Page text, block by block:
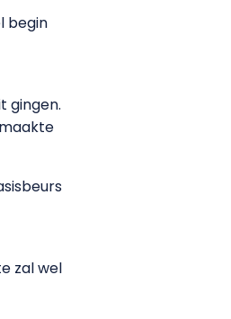
begin
gingen.
zal wel